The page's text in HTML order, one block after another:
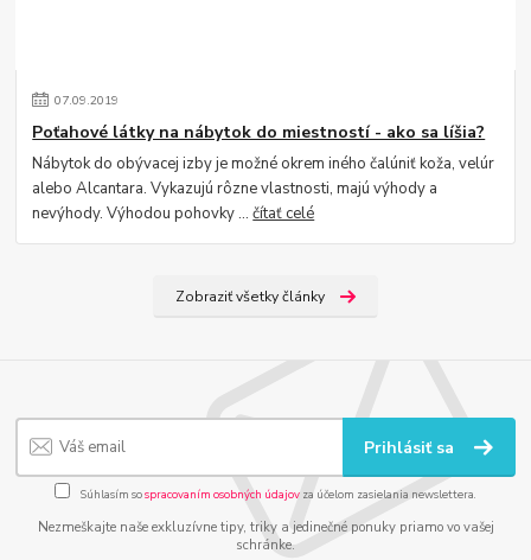
07.09.2019
Poťahové látky na nábytok do miestností - ako sa líšia?
Nábytok do obývacej izby je možné okrem iného čalúniť koža, velúr
alebo Alcantara. Vykazujú rôzne vlastnosti, majú výhody a
nevýhody. Výhodou pohovky ...čítať celé
Zobraziť všetky články
Prihlásiť sa
Súhlasím sospracovaním osobných údajov za účelom zasielania newslettera.
Nezmeškajte naše exkluzívne tipy, triky a jedinečné ponuky priamo vo vašej
schránke.